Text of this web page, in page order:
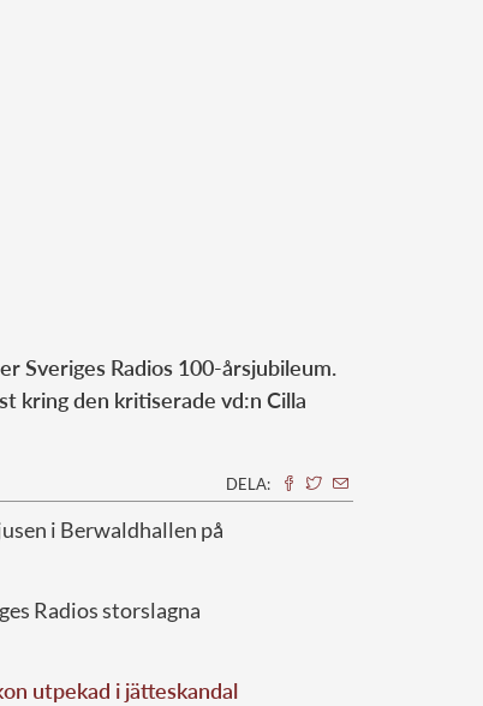
Sveriges Radios 100-årsjubileum.
kring den kritiserade vd:n Cilla
DELA:
i Berwaldhallen på
Radios storslagna
utpekad i jätteskandal